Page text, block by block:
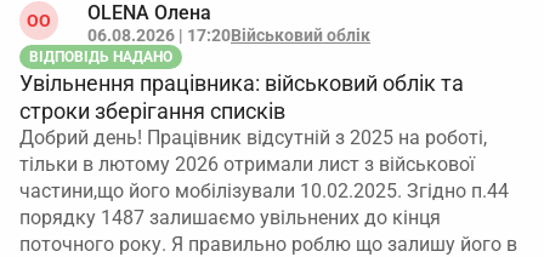
ОO OLENA Олена
06.08.2026 | 17:20Військовий облік
ВІДПОВІДЬ НАДАНО
Увільнення працівника: військовий облік та
строки зберігання списків
Добрий день! Працівник відсутній з 2025 на роботі,
тільки в лютому 2026 отримали лист з військової
частини,що його мобілізували 10.02.2025. Згідно п.44
порядку 1487 залишаємо увільнених до кінця
поточного року. Я правильно роблю що залишу його в